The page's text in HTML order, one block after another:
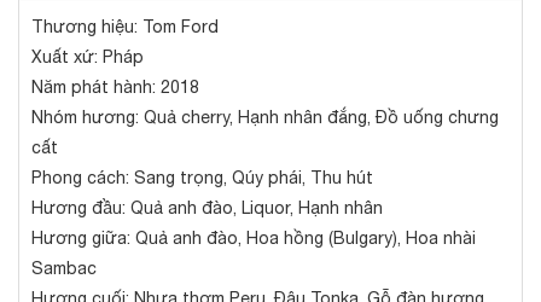
Thương hiệu: Tom Ford
Xuất xứ: Pháp
Năm phát hành: 2018
Nhóm hương: Quả cherry, Hạnh nhân đắng, Đồ uống chưng
cất
Phong cách: Sang trọng, Qúy phái, Thu hút
Hương đầu: Quả anh đào, Liquor, Hạnh nhân
Hương giữa: Quả anh đào, Hoa hồng (Bulgary), Hoa nhài
Sambac
Hương cuối: Nhựa thơm Peru, Đậu Tonka, Gỗ đàn hương,